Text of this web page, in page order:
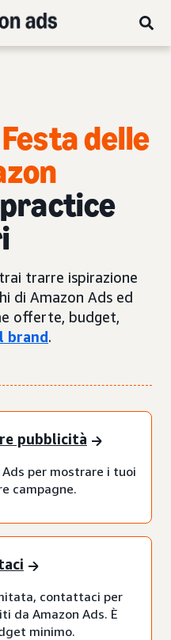
Festa delle
trarre ispirazione
di Amazon Ads ed
offerte, budget,
brand.
pubblicità
per mostrare i tuoi
campagne.
contattaci per
da Amazon Ads. È
minimo.